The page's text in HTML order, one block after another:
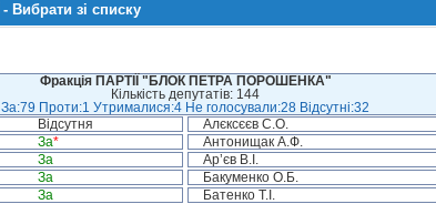
- Вибрати зі списку
Фракція ПАРТІЇ "БЛОК ПЕТРА ПОРОШЕНКА"
Кількість депутатів: 144
За:79 Проти:1 Утрималися:4 Не голосували:28 Відсутні:32
Відсутня Алєксєєв С.О.
За* Антонищак А.Ф.
За Ар’єв В.І.
За Бакуменко О.Б.
За Батенко Т.І.